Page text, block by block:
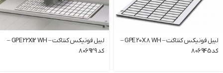
لیبل فونیکس کنتاکت – GPE 20X 8 WH –
کد 806945
لیبل فونیکس کنتاکت – GPE 22X12 WH –
کد 806929